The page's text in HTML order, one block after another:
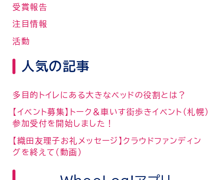
受賞報告
注目情報
活動
人気の記事
多目的トイレにある大きなベッドの役割とは？
【イベント募集】トーク＆車いす街歩きイベント（札幌）
参加受付を開始しました！
【織田友理子お礼メッセージ】クラウドファンディン
グを終えて（動画）